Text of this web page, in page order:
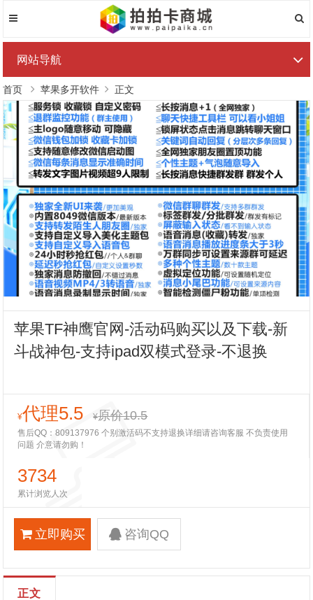
网站导航
首页 苹果多开软件 正文
苹果TF神鹰官网-活动码购买以及下载-新
斗战神包-支持ipad双模式登录-不退换
¥代理5.5 ¥原价10.5
售后QQ：809137976 个别激活码不支持退换详细请咨询客服 不负责使用
问题 介意请勿购！
3734
累计浏览人次
立即购买 咨询QQ
正文